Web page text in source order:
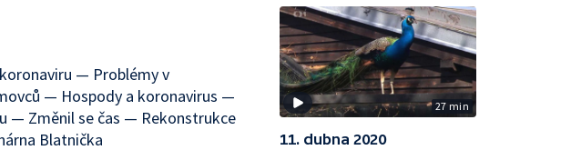
— Problémy v
— Hospody a koronavirus —
— Změnil se čas — Rekonstrukce
Blatnička
27 min
11. dubna 2020